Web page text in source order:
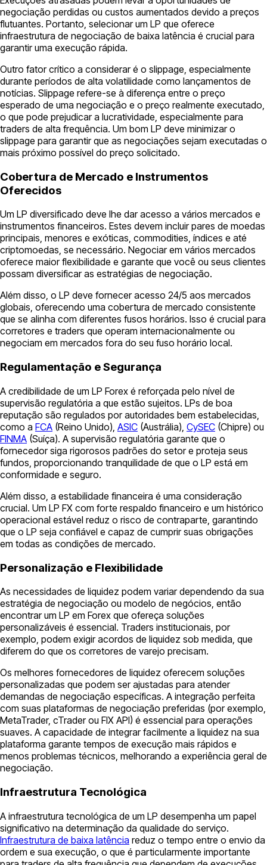
negociação perdidas ou custos aumentados devido a preços
flutuantes. Portanto, selecionar um LP que oferece
infraestrutura de negociação de baixa latência é crucial para
garantir uma execução rápida.
Outro fator crítico a considerar é o slippage, especialmente
durante períodos de alta volatilidade como lançamentos de
notícias. Slippage refere-se à diferença entre o preço
esperado de uma negociação e o preço realmente executado,
o que pode prejudicar a lucratividade, especialmente para
traders de alta frequência. Um bom LP deve minimizar o
slippage para garantir que as negociações sejam executadas o
mais próximo possível do preço solicitado.
Cobertura de Mercado e Instrumentos
Oferecidos
Um LP diversificado deve lhe dar acesso a vários mercados e
instrumentos financeiros. Estes devem incluir pares de moedas
principais, menores e exóticas, commodities, índices e até
criptomoedas, se necessário. Negociar em vários mercados
oferece maior flexibilidade e garante que você ou seus clientes
possam diversificar as estratégias de negociação.
Além disso, o LP deve fornecer acesso 24/5 aos mercados
globais, oferecendo uma cobertura de mercado consistente
que se alinha com diferentes fusos horários. Isso é crucial para
corretores e traders que operam internacionalmente ou
negociam em mercados fora do seu fuso horário local.
Regulamentação e Segurança
A credibilidade de um LP Forex é reforçada pelo nível de
supervisão regulatória a que estão sujeitos. LPs de boa
reputação são regulados por autoridades bem estabelecidas,
como a FCA (Reino Unido), ASIC (Austrália), CySEC (Chipre) ou
FINMA (Suíça). A supervisão regulatória garante que o
fornecedor siga rigorosos padrões do setor e proteja seus
fundos, proporcionando tranquilidade de que o LP está em
conformidade e seguro.
Além disso, a estabilidade financeira é uma consideração
crucial. Um LP FX com forte respaldo financeiro e um histórico
operacional estável reduz o risco de contraparte, garantindo
que o LP seja confiável e capaz de cumprir suas obrigações
em todas as condições de mercado.
Personalização e Flexibilidade
As necessidades de liquidez podem variar dependendo da sua
estratégia de negociação ou modelo de negócios, então
encontrar um LP em Forex que ofereça soluções
personalizáveis é essencial. Traders institucionais, por
exemplo, podem exigir acordos de liquidez sob medida, que
diferem do que os corretores de varejo precisam.
Os melhores fornecedores de liquidez oferecem soluções
personalizadas que podem ser ajustadas para atender
demandas de negociação específicas. A integração perfeita
com suas plataformas de negociação preferidas (por exemplo,
MetaTrader, cTrader ou FIX API) é essencial para operações
suaves. A capacidade de integrar facilmente a liquidez na sua
plataforma garante tempos de execução mais rápidos e
menos problemas técnicos, melhorando a experiência geral de
negociação.
Infraestrutura Tecnológica
A infraestrutura tecnológica de um LP desempenha um papel
significativo na determinação da qualidade do serviço.
Infraestrutura de baixa latência reduz o tempo entre o envio da
ordem e sua execução, o que é particularmente importante